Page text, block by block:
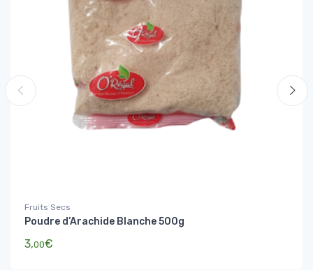
Fruits Secs
Poudre d’Arachide Blanche 500g
3,00€